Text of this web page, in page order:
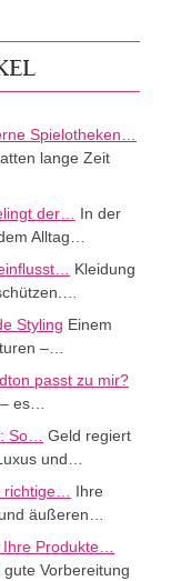
Spielotheken…
lange Zeit
der… In der
Alltag…
Kleidung
Styling Einem
–…
passt zu mir?
– es…
So… Geld regiert
und…
richtige… Ihre
äußeren…
Ihre Produkte…
Vorbereitung